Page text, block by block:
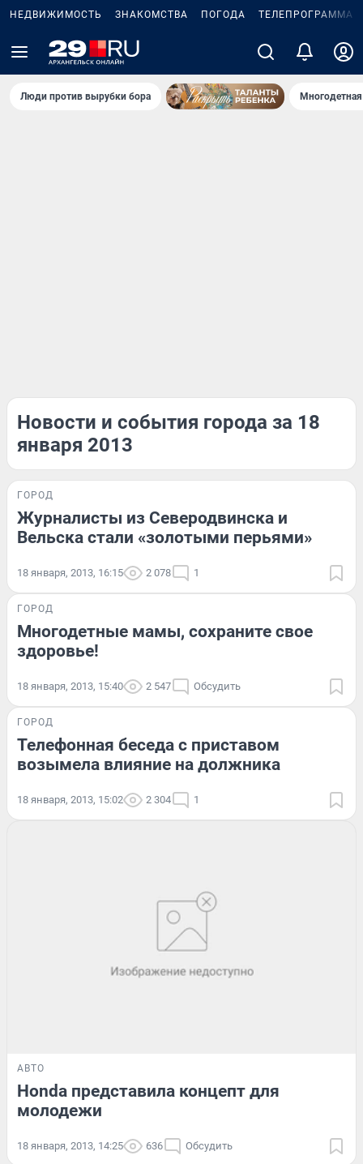
НЕДВИЖИМОСТЬ ЗНАКОМСТВА ПОГОДА ТЕЛЕПРОГРАММА
Люди против вырубки бора
Новости и события города за 18
января 2013
ГОРОД
Журналисты из Северодвинска и
Вельска стали «золотыми перьями»
18 января, 2013, 16:15 2 078 1
ГОРОД
Многодетные мамы, сохраните свое
здоровье!
18 января, 2013, 15:40 2 547 Обсудить
ГОРОД
Телефонная беседа с приставом
возымела влияние на должника
18 января, 2013, 15:02 2 304 1
АВТО
Honda представила концепт для
молодежи
18 января, 2013, 14:25 636 Обсудить